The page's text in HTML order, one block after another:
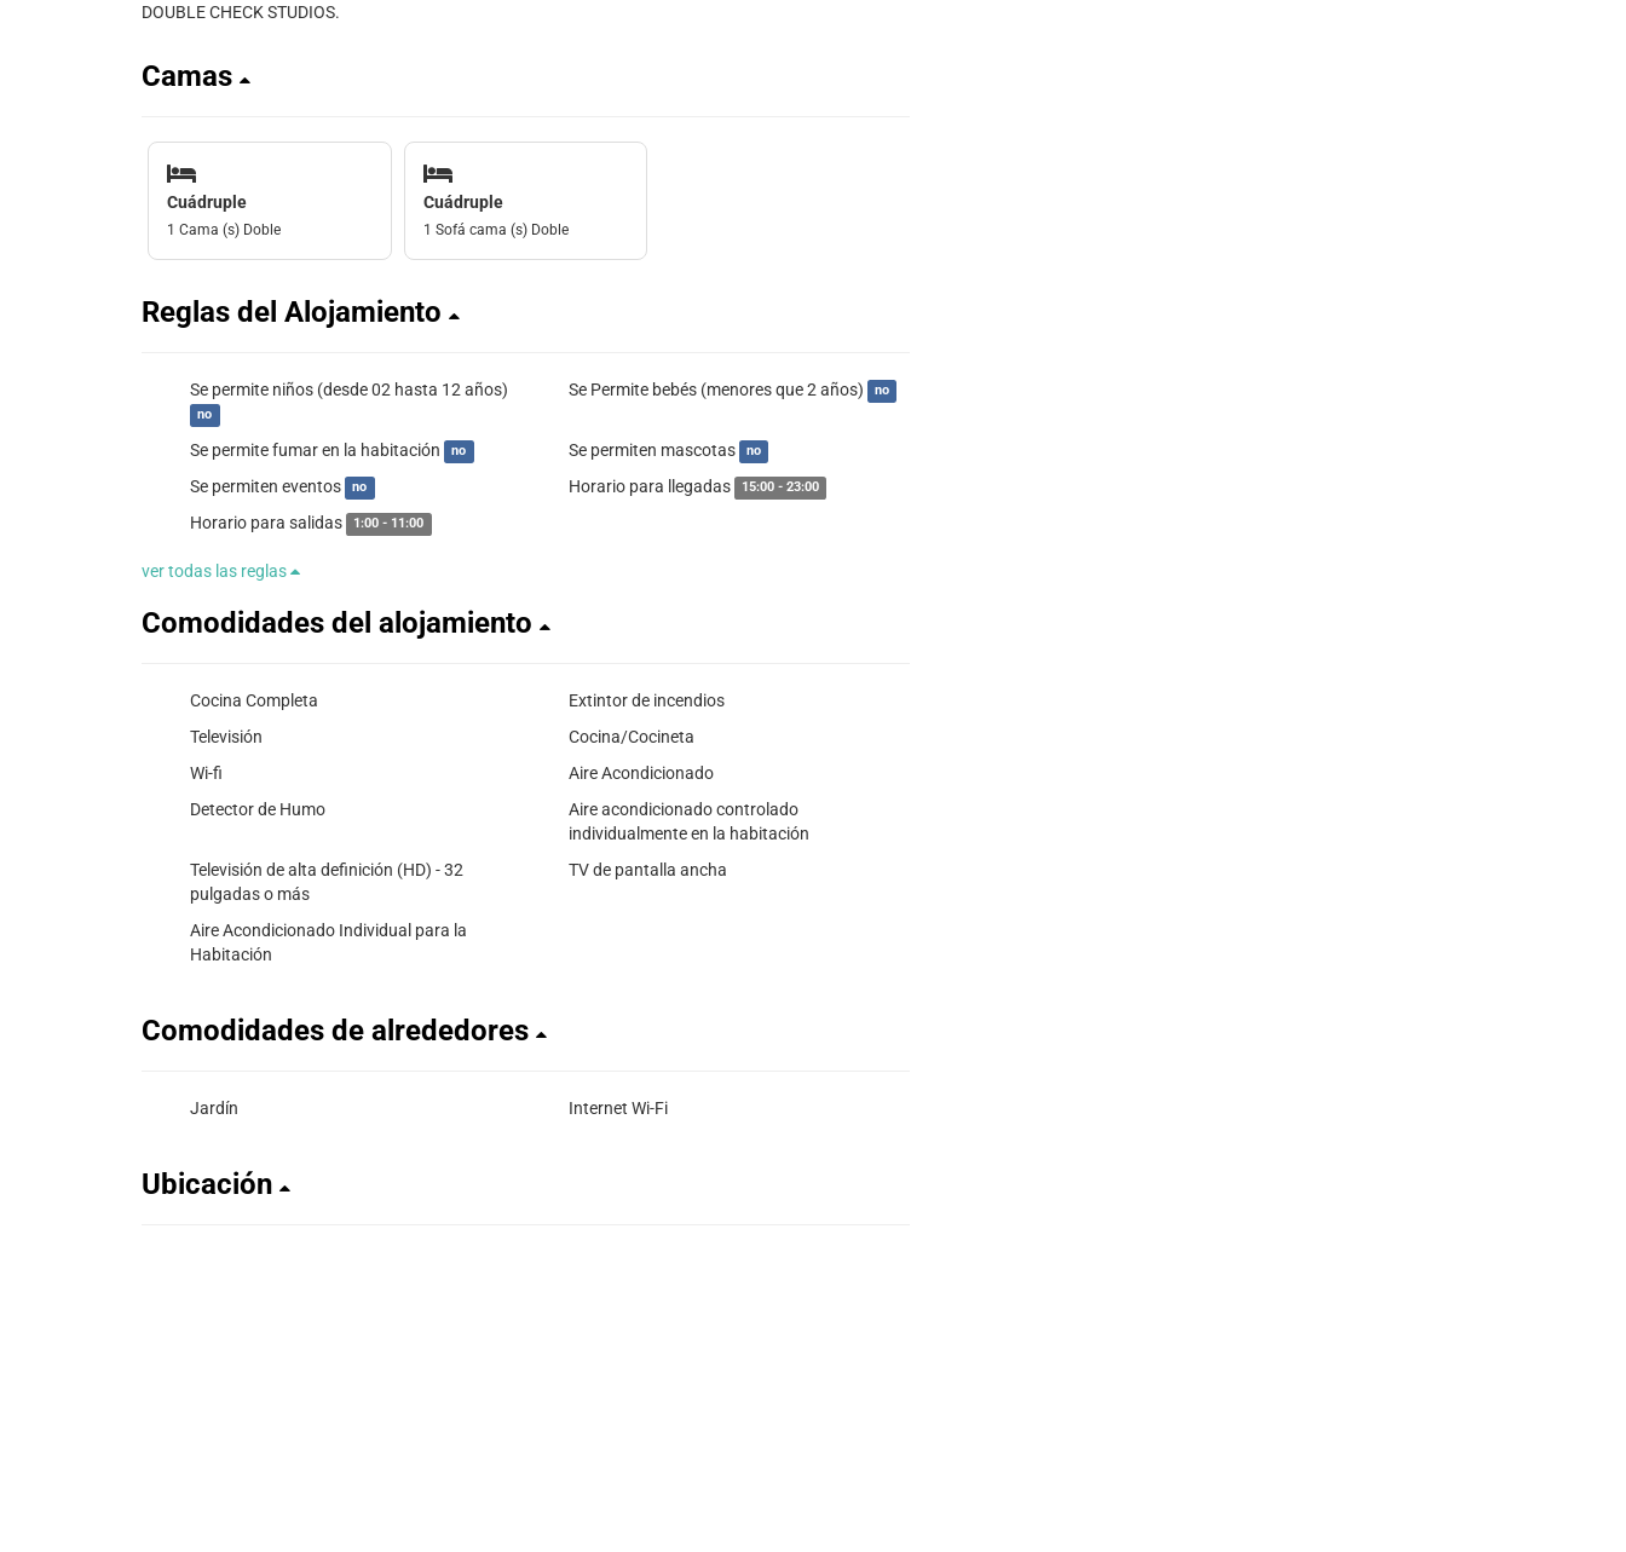
DOUBLE CHECK STUDIOS.
Camas
Cuádruple
1 Cama (s) Doble
Cuádruple
1 Sofá cama (s) Doble
Reglas del Alojamiento
Se permite niños (desde 02 hasta 12 años)
no
Se Permite bebés (menores que 2 años) no
Se permite fumar en la habitación no Se permiten mascotas no
Se permiten eventos no Horario para llegadas 15:00 - 23:00
Horario para salidas 1:00 - 11:00
ver todas las reglas
Comodidades del alojamiento
Cocina Completa
Extintor de incendios
Televisión
Cocina/Cocineta
Wi-fi
Aire Acondicionado
Detector de Humo
Aire acondicionado controlado
individualmente en la habitación
Televisión de alta definición (HD) - 32
pulgadas o más
TV de pantalla ancha
Aire Acondicionado Individual para la
Habitación
Comodidades de alrededores
Jardín Internet Wi-Fi
Ubicación